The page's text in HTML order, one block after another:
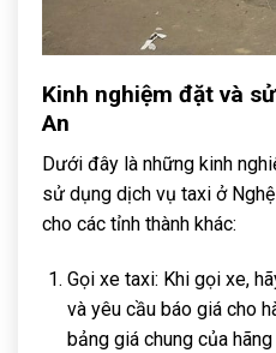
Kinh nghiệm đặt và
An
Dưới đây là những kinh
sử dụng dịch vụ taxi ở
cho các tỉnh thành khác:
Gọi xe taxi: Khi gọi xe,
và yêu cầu báo giá cho
bảng giá chung của hãng